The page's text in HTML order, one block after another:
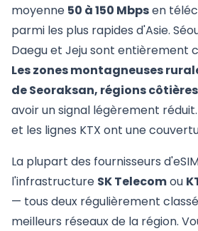
moyenne 50 à 150 Mbpsen
parmi les plus rapides d'Asie.
Daegu et Jeju sont entièrement
Les zones montagneuses
de Seoraksan, régions
avoir un signal légèrement
et les lignes KTX ont une
La plupart des fournisseurs
l'infrastructure SK Telecomou
— tous deux régulièrement
meilleurs réseaux de la région.